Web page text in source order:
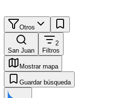
Otros
San Juan
2
Filtros
Mostrar mapa
Guardar búsqueda